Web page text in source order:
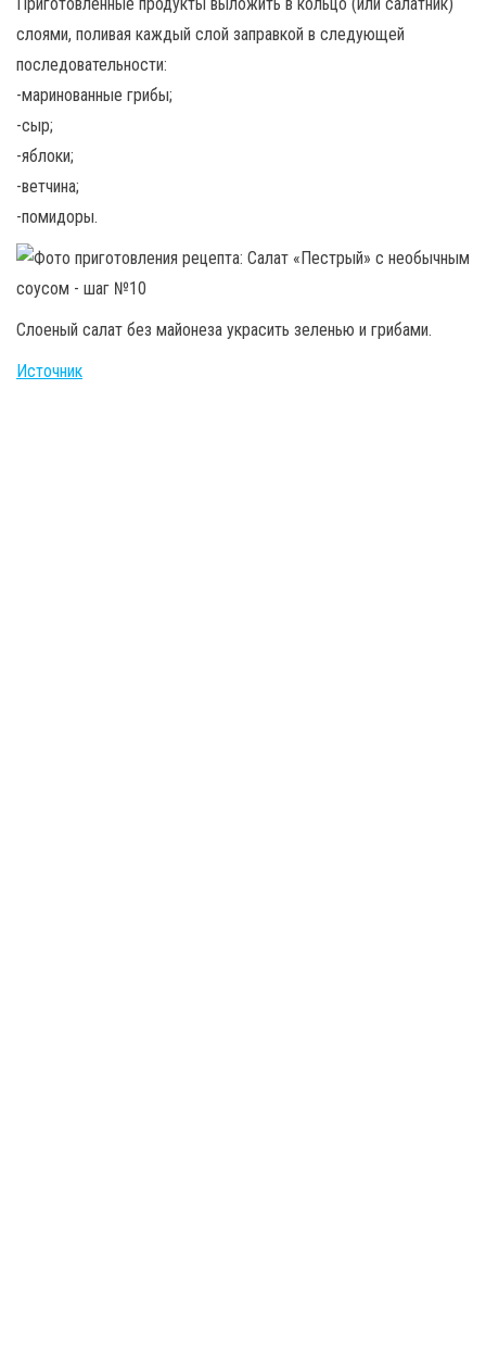
слоями, поливая каждый слой заправкой в следующей
последовательности:
-маринованные грибы;
-сыр;
-яблоки;
-ветчина;
-помидоры.
Слоеный салат без майонеза украсить зеленью и грибами.
Источник